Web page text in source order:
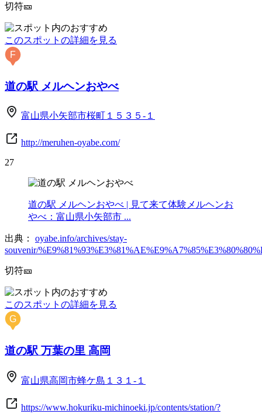
切符🎫
このスポットの詳細を見る
F
道の駅 メルヘンおやべ
富山県小矢部市桜町１５３５-１
http://meruhen-oyabe.com/
27
道の駅 メルヘンおやべ | 見て来て体験メルヘンお
やべ：富山県小矢部市 ...
出典： oyabe.info/archives/stay-
souvenir/
切符🎫
このスポットの詳細を見る
G
道の駅 万葉の里 高岡
富山県高岡市蜂ケ島１３１-１
https://www.hokuriku-michinoeki.jp/contents/station/?